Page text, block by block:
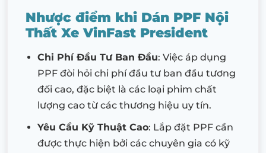
Nhược điểm khi Dán PPF Nội
Thất Xe VinFast President
Chi Phí Đầu Tư Ban Đầu: Việc áp dụng
PPF đòi hỏi chi phí đầu tư ban đầu tương
đối cao, đặc biệt là các loại phim chất
lượng cao từ các thương hiệu uy tín.
Yêu Cầu Kỹ Thuật Cao: Lắp đặt PPF cần
được thực hiện bởi các chuyên gia có kỹ